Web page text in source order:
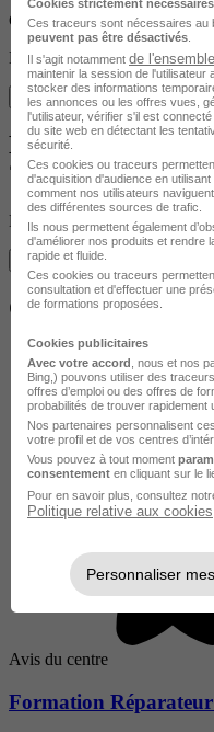
CFA de l'académie Reims
Bac pro maintenance des
Je m'informe gratuitement
Envie d’en savoir
?
Documentez-vous sur la
Je m'informe gratuitement
Ces formations
Avis du centre
Formation Réparateur
Cookies strictement nécessaires
Ces traceurs sont nécessaires au
peuvent pas être désactivés
Il s'agit notamment de
maintenir la session de l'utilisateur
stocker des informations
les annonces ou les offres vues,
l'utilisateur, vérifier s'il est
du site web en détectant les
sécurité.
Ces cookies ou traceurs
d'acquisition d'audience en
comment nos utilisateurs
des différentes sources de trafic.
Ils nous permettent également
d'améliorer nos produits et rendre
rapide et fluide.
Ces cookies ou traceurs
consultation et d'effectuer une
de formations proposées.
Cookies publicitaires
Avec votre accord , nous et nos
Bing,) pouvons utiliser des
offres d’emploi ou des offres de
probabilités de trouver rapidement
Nos partenaires personnalisent
votre profil et de vos centres
Vous pouvez à tout moment
consentement en cliquant sur le
Pour en savoir plus, consultez
Politique relative aux cookies
Personnaliser